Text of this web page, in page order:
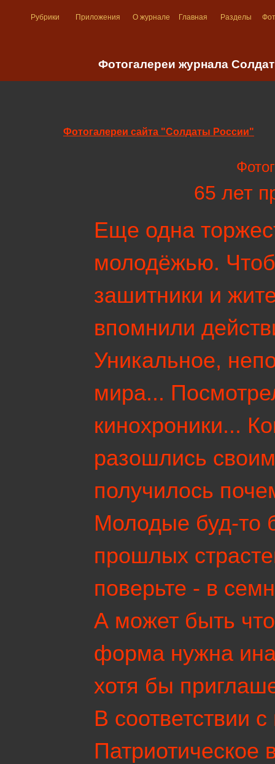
Рубрики Приложения О журнале Главная Разделы
Фотогалереи журнала
Фотогалереи сайта "Солдаты России"
65 лет
Еще одна
молодёжью.
зашитники и
впомнили
Уникальное,
мира...
кинохроники...
разошлись
получилось
Молодые буд-то
прошлых
поверьте - в
А может быть
форма нужна
хотя бы
В соответствии
Патриотическое